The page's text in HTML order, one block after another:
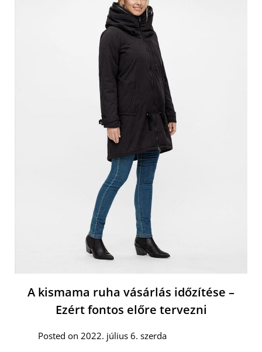
A kismama ruha vásárlás időzítése –
Ezért fontos előre tervezni
Posted on 2022. július 6. szerda